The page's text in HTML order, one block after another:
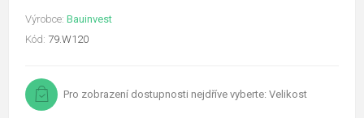
Výrobce: Bauinvest
Kód: 79.W120
Pro zobrazení dostupnosti nejdříve vyberte: Velikost